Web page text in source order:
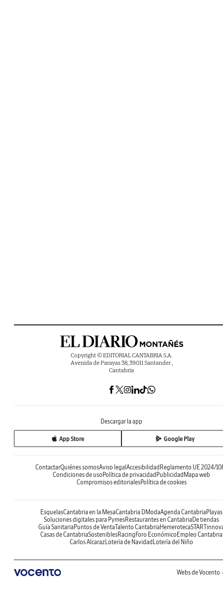
Copyright © EDITORIAL CANTABRIA S.A.
Avenida de Parayas 38, 39011 Santander ,
Cantabria
Descargar la app
App Store Google Play
ContactarQuiénes somosAviso legal Accesibilidad Reglamento UE 2024/
Condiciones de uso Política de privacidad Publicidad Mapa web
Compromisos editorialesPolítica de cookies
EsquelasCantabria en la MesaCantabria DModaAgenda Cantabria Playas
Soluciones digitales para PymesRestaurantes en Cantabria De tiendas
Guía Sanitaria Puntos de VentaTalento Cantabria Hemeroteca
Casas de CantabriaSosteniblesRacing Foro Económico Empleo Cantabria
Carlos AlcarazLotería de Navidad Lotería del Niño
Webs de Vocento